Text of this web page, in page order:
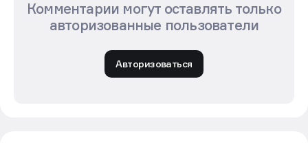
Комментарии могут оставлять только
авторизованные пользователи
Авторизоваться